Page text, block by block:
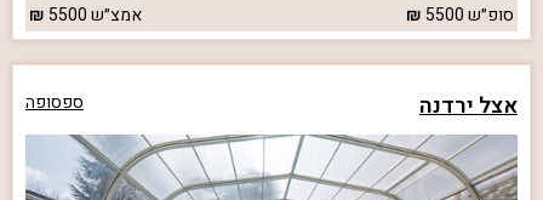
סופ״ש5500 אמצ״ש5500
אצל ירדנה ספסופה